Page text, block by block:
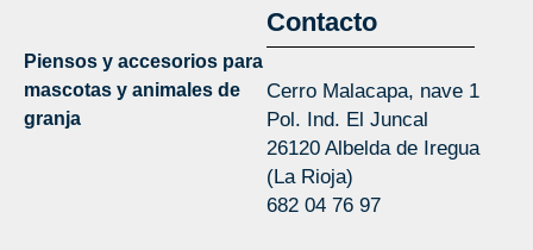
Piensos y accesorios para
mascotas y animales de
granja
Contacto
Cerro Malacapa, nave 1
Pol. Ind. El Juncal
26120 Albelda de Iregua
(La Rioja)
682 04 76 97